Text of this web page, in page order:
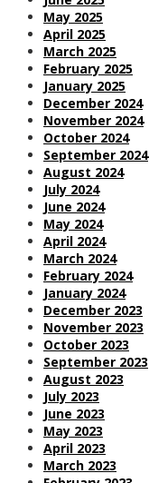
May 2025
April 2025
March 2025
February 2025
January 2025
December 2024
November 2024
October 2024
September 2024
August 2024
July 2024
June 2024
May 2024
April 2024
March 2024
February 2024
January 2024
December 2023
November 2023
October 2023
September 2023
August 2023
July 2023
June 2023
May 2023
April 2023
March 2023